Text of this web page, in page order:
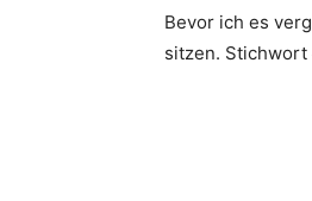
Bevor ich es
sitzen.